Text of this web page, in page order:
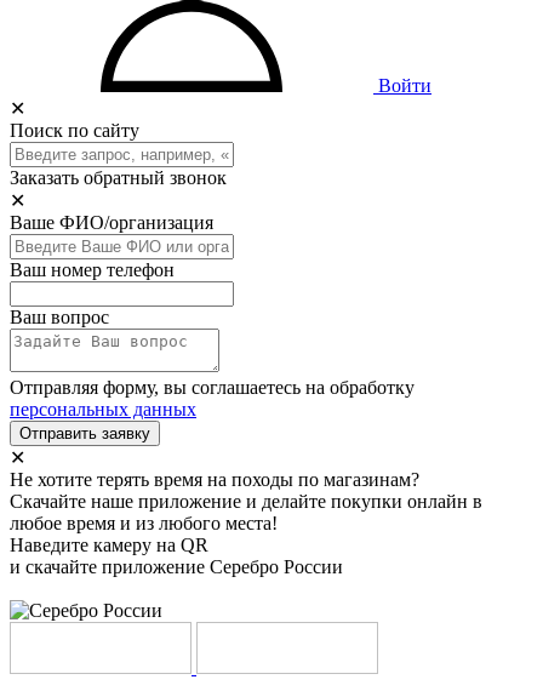
Войти
✕
Поиск по сайту
Заказать обратный звонок
✕
Ваше ФИО/организация
Ваш номер телефон
Ваш вопрос
Отправляя форму, вы соглашаетесь на обработку
персональных данных
Отправить заявку
✕
Не хотите терять время на походы по магазинам?
Скачайте наше приложение и делайте покупки онлайн в
любое время и из любого места!
Наведите камеру на QR
и скачайте приложение Серебро России